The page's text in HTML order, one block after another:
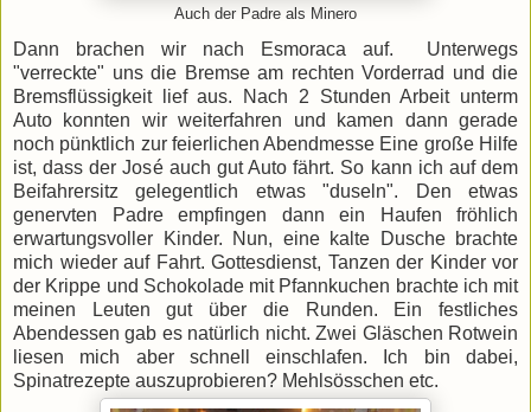
Auch der Padre als Minero
Dann brachen wir nach Esmoraca auf. Unterwegs
"verreckte" uns die Bremse am rechten Vorderrad und die
Bremsflüssigkeit lief aus. Nach 2 Stunden Arbeit unterm
Auto konnten wir weiterfahren und kamen dann gerade
noch pünktlich zur feierlichen Abendmesse Eine große Hilfe
ist, dass der José auch gut Auto fährt. So kann ich auf dem
Beifahrersitz gelegentlich etwas "duseln". Den etwas
genervten Padre empfingen dann ein Haufen fröhlich
erwartungsvoller Kinder. Nun, eine kalte Dusche brachte
mich wieder auf Fahrt. Gottesdienst, Tanzen der Kinder vor
der Krippe und Schokolade mit Pfannkuchen brachte ich mit
meinen Leuten gut über die Runden. Ein festliches
Abendessen gab es natürlich nicht. Zwei Gläschen Rotwein
liesen mich aber schnell einschlafen. Ich bin dabei,
Spinatrezepte auszuprobieren? Mehlsösschen etc.